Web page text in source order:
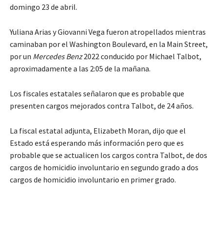
domingo 23 de abril.
Yuliana Arias y Giovanni Vega fueron atropellados mientras
caminaban por el Washington Boulevard, en la Main Street,
por un Mercedes Benz2022 conducido por Michael Talbot,
aproximadamente a las 2:05 de la mañana.
Los fiscales estatales señalaron que es probable que
presenten cargos mejorados contra Talbot, de 24 años.
La fiscal estatal adjunta, Elizabeth Moran, dijo que el
Estado está esperando más información pero que es
probable que se actualicen los cargos contra Talbot, de dos
cargos de homicidio involuntario en segundo grado a dos
cargos de homicidio involuntario en primer grado.